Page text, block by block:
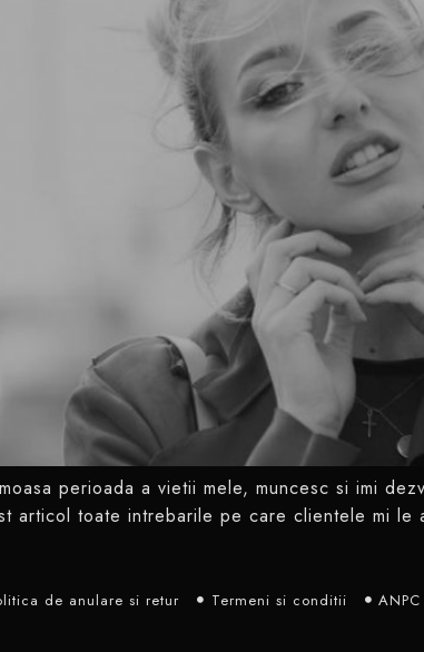
perioada a vietii mele, muncesc si imi
articol toate intrebarile pe care clientele mi
de anulare si retur Termeni și condiții
ANPC